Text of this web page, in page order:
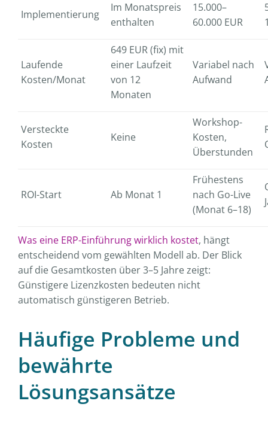
Implementierung
Im Monatspreis
enthalten
15.000–
60.000 EUR
Laufende
Kosten/Monat
649 EUR (fix) mit
einer Laufzeit
von 12
Monaten
Variabel nach
Aufwand
Versteckte
Kosten
Keine
Workshop-
Kosten,
Überstunden
ROI-Start Ab Monat 1
Frühestens
nach Go-Live
(Monat 6–18)
Was eine ERP-Einführung wirklich kostet, hängt
entscheidend vom gewählten Modell ab. Der Blick
auf die Gesamtkosten über 3–5 Jahre zeigt:
Günstigere Lizenzkosten bedeuten nicht
automatisch günstigeren Betrieb.
Häufige Probleme und
bewährte
Lösungsansätze